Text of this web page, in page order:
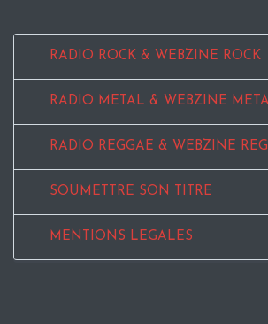
RADIO ROCK & WEBZINE ROCK
RADIO METAL & WEBZINE
RADIO REGGAE & WEBZINE
SOUMETTRE SON TITRE
MENTIONS LEGALES